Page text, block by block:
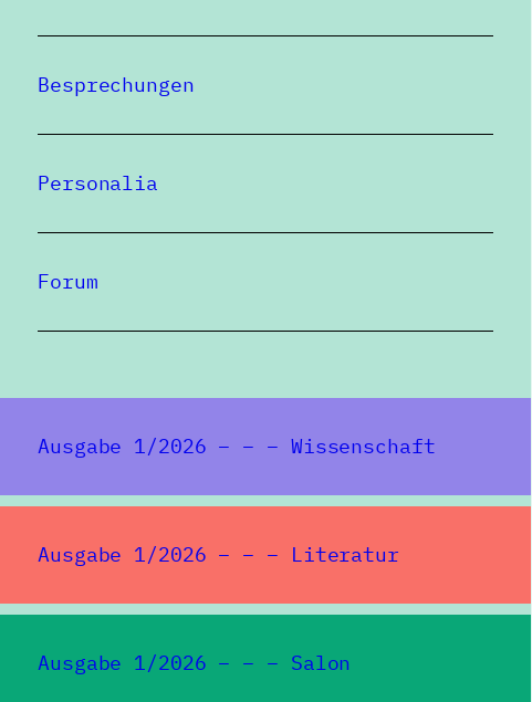
Besprechungen
Personalia
Forum
Ausgabe 1/2026 – – – Wissenschaft
Ausgabe 1/2026 – – – Literatur
Ausgabe 1/2026 – – – Salon